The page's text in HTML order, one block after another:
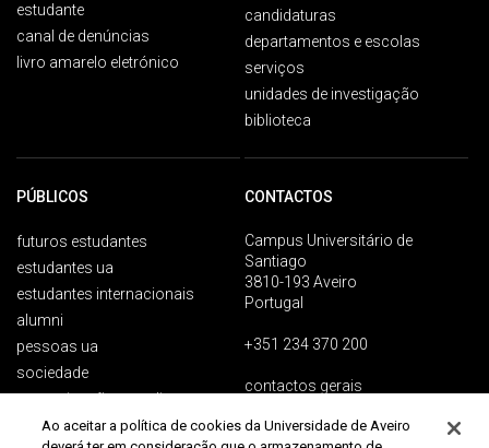
estudante
canal de denúncias
livro amarelo eletrónico
candidaturas
departamentos e escolas
serviços
unidades de investigação
biblioteca
PÚBLICOS
futuros estudantes
estudantes ua
estudantes internacionais
alumni
pessoas ua
sociedade
comunicação e media
CONTACTOS
Campus Universitário de
Santiago
3810-193 Aveiro
Portugal
+351 234 370 200
contactos gerais
Ao aceitar a política de cookies da Universidade de Aveiro